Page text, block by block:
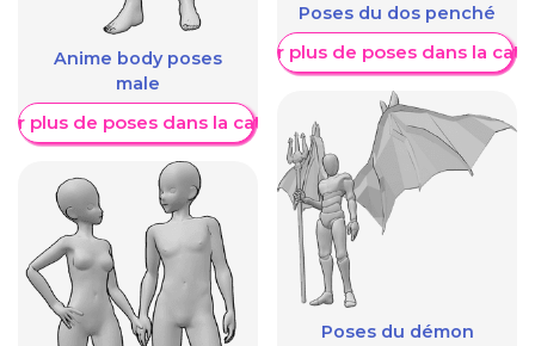
Anime body poses
male
plus de poses dans la catégorie
Poses du dos penché
Afficher plus de poses dans la
Poses du démon